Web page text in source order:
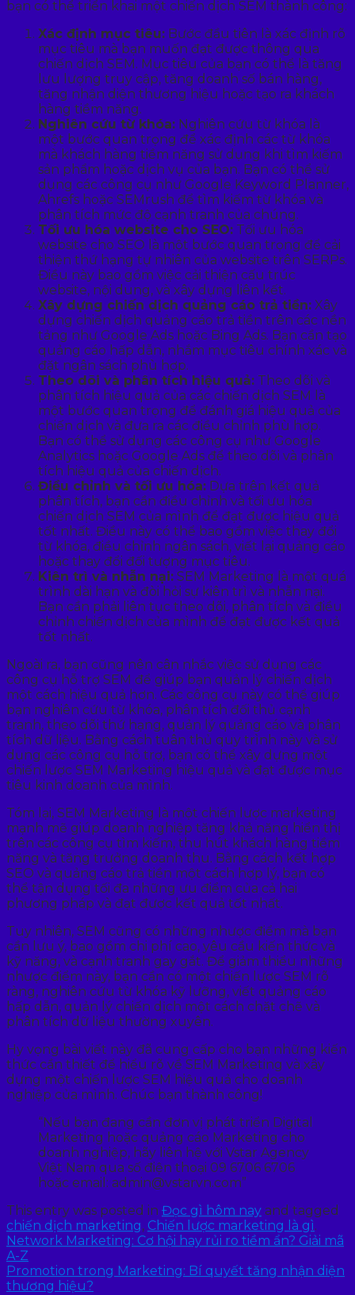
bạn có thể triển khai một chiến dịch SEM thành công:
Xác định mục tiêu: Bước đầu tiên là xác định rõ
mục tiêu mà bạn muốn đạt được thông qua
chiến dịch SEM. Mục tiêu của bạn có thể là tăng
lưu lượng truy cập, tăng doanh số bán hàng,
tăng nhận diện thương hiệu hoặc tạo ra khách
hàng tiềm năng.
Nghiên cứu từ khóa: Nghiên cứu từ khóa là
một bước quan trọng để xác định các từ khóa
mà khách hàng tiềm năng sử dụng khi tìm kiếm
sản phẩm hoặc dịch vụ của bạn. Bạn có thể sử
dụng các công cụ như Google Keyword Planner,
Ahrefs hoặc SEMrush để tìm kiếm từ khóa và
phân tích mức độ cạnh tranh của chúng.
Tối ưu hóa website cho SEO: Tối ưu hóa
website cho SEO là một bước quan trọng để cải
thiện thứ hạng tự nhiên của website trên SERPs.
Điều này bao gồm việc cải thiện cấu trúc
website, nội dung, và xây dựng liên kết.
Xây dựng chiến dịch quảng cáo trả tiền: Xây
dựng chiến dịch quảng cáo trả tiền trên các nền
tảng như Google Ads hoặc Bing Ads. Bạn cần tạo
quảng cáo hấp dẫn, nhắm mục tiêu chính xác và
đặt ngân sách phù hợp.
Theo dõi và phân tích hiệu quả: Theo dõi và
phân tích hiệu quả của các chiến dịch SEM là
một bước quan trọng để đánh giá hiệu quả của
chiến dịch và đưa ra các điều chỉnh phù hợp.
Bạn có thể sử dụng các công cụ như Google
Analytics hoặc Google Ads để theo dõi và phân
tích hiệu quả của chiến dịch.
Điều chỉnh và tối ưu hóa: Dựa trên kết quả
phân tích, bạn cần điều chỉnh và tối ưu hóa
chiến dịch SEM của mình để đạt được hiệu quả
tốt nhất. Điều này có thể bao gồm việc thay đổi
từ khóa, điều chỉnh ngân sách, viết lại quảng cáo
hoặc thay đổi đối tượng mục tiêu.
Kiên trì và nhẫn nại: SEM Marketing là một quá
trình dài hạn và đòi hỏi sự kiên trì và nhẫn nại.
Bạn cần phải liên tục theo dõi, phân tích và điều
chỉnh chiến dịch của mình để đạt được kết quả
tốt nhất.
Ngoài ra, bạn cũng nên cân nhắc việc sử dụng các
công cụ hỗ trợ SEM để giúp bạn quản lý chiến dịch
một cách hiệu quả hơn. Các công cụ này có thể giúp
bạn nghiên cứu từ khóa, phân tích đối thủ cạnh
tranh, theo dõi thứ hạng, quản lý quảng cáo và phân
tích dữ liệu. Bằng cách tuân thủ quy trình này và sử
dụng các công cụ hỗ trợ, bạn có thể xây dựng một
chiến lược SEM Marketing hiệu quả và đạt được mục
tiêu kinh doanh của mình.
Tóm lại, SEM Marketing là một chiến lược marketing
mạnh mẽ giúp doanh nghiệp tăng khả năng hiển thị
trên các công cụ tìm kiếm, thu hút khách hàng tiềm
năng và tăng trưởng doanh thu. Bằng cách kết hợp
SEO và quảng cáo trả tiền một cách hợp lý, bạn có
thể tận dụng tối đa những ưu điểm của cả hai
phương pháp và đạt được kết quả tốt nhất.
Tuy nhiên, SEM cũng có những nhược điểm mà bạn
cần lưu ý, bao gồm chi phí cao, yêu cầu kiến thức và
kỹ năng, và cạnh tranh gay gắt. Để giảm thiểu những
nhược điểm này, bạn cần có một chiến lược SEM rõ
ràng, nghiên cứu từ khóa kỹ lưỡng, viết quảng cáo
hấp dẫn, quản lý chiến dịch một cách chặt chẽ và
phân tích dữ liệu thường xuyên.
Hy vọng bài viết này đã cung cấp cho bạn những kiến
thức cần thiết để hiểu rõ về SEM Marketing và xây
dựng một chiến lược SEM hiệu quả cho doanh
nghiệp của mình. Chúc bạn thành công!
“Nếu bạn đang cần đơn vị phát triển Digital
Marketing hoặc quảng cáo Marketing cho
doanh nghiệp, hãy liên hệ với Vstar Agency
Việt Nam qua số điện thoại 09 6706 6706
hoặc email: admin@vstarvn.com”
This entry was posted in Đọc gì hôm nay and tagged
chiến dịch marketing, Chiến lược marketing là gì.
Network Marketing: Cơ hội hay rủi ro tiềm ẩn? Giải mã
A-Z
Promotion trong Marketing: Bí quyết tăng nhận diện
thương hiệu?